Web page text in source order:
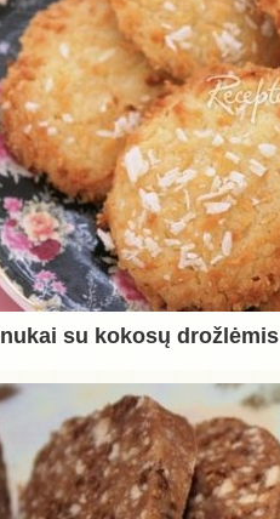
su kokosų drožlėmis